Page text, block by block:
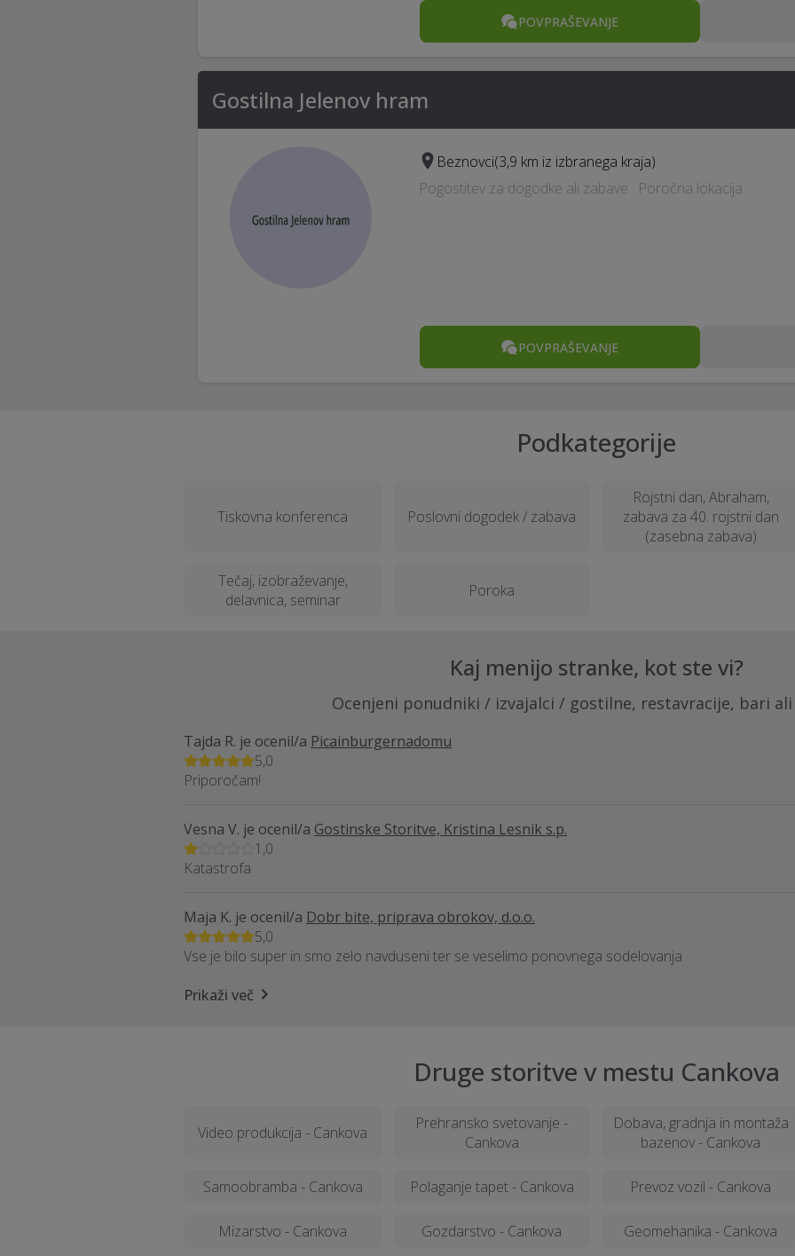
POVPRAŠEVANJE
Gostilna Jelenov hram
Beznovci(3,9 km iz izbranega kraja)
Pogostitev za dogodke ali zabave · Poročna lokacija
POVPRAŠEVANJE
Podkategorije
Tiskovna konferenca Poslovni dogodek / zabava
Rojstni dan, Abraham,
zabava za 40. rojstni dan
(zasebna zabava)
Tečaj, izobraževanje,
delavnica, seminar
Poroka
Kaj menijo stranke, kot ste vi?
Ocenjeni ponudniki / izvajalci / gostilne, restavracije, bari
Tajda R. je ocenil/a Picainburgernadomu
5,0
Priporočam!
Vesna V. je ocenil/a Gostinske Storitve, Kristina Lesnik s.p.
1,0
Katastrofa
Maja K. je ocenil/a Dobr bite, priprava obrokov, d.o.o.
5,0
Vse je bilo super in smo zelo navduseni ter se veselimo ponovnega sodelovanja
Prikaži več
Druge storitve v mestu Cankova
Video produkcija - Cankova
Prehransko svetovanje -
Cankova
Dobava, gradnja in montaža
bazenov - Cankova
Samoobramba - Cankova Polaganje tapet - Cankova Prevoz vozil - Cankova
Mizarstvo - Cankova Gozdarstvo - Cankova Geomehanika - Cankova